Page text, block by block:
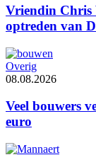
Vriendin Chris
optreden van
Overig
08.08.2026
Veel bouwers
euro